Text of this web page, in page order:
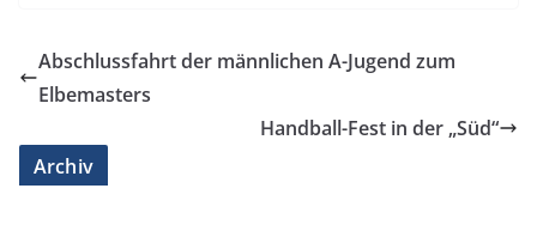
Abschlussfahrt der männlichen A-Jugend zum
Elbemasters
Handball-Fest in der „Süd“
Archiv